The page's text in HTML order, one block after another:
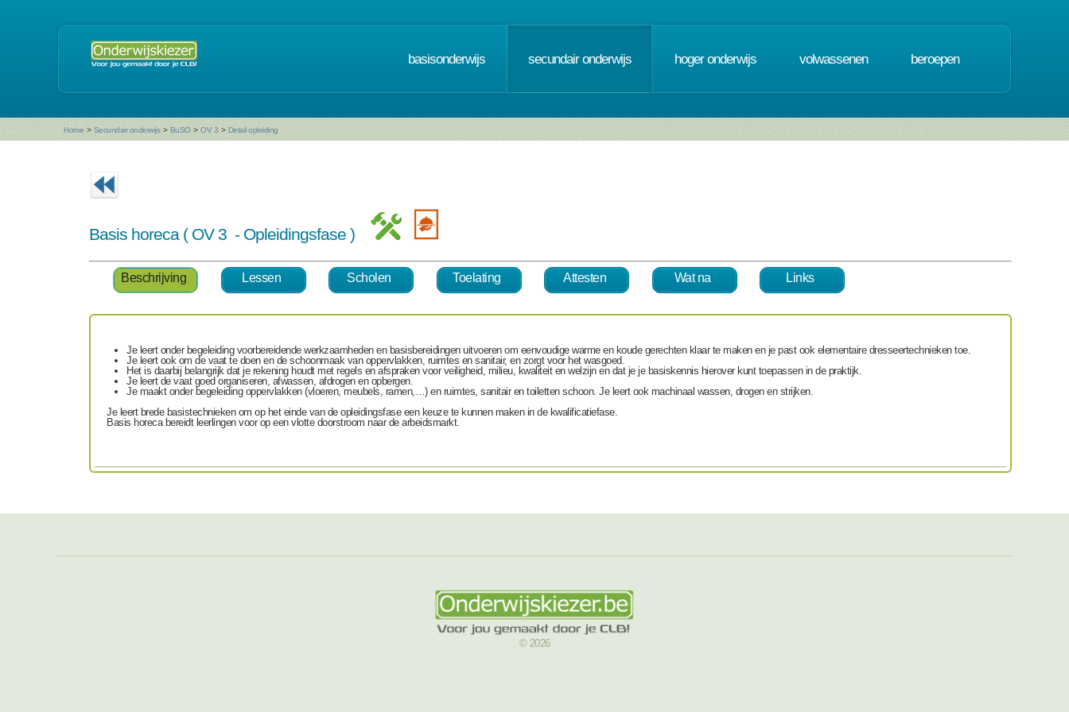
basisonderwijs secundair onderwijs hoger onderwijs volwassenen beroepen
Home > Secundair onderwijs > BuSO > OV 3 > Detail opleiding
Basis horeca ( OV 3 - Opleidingsfase )
Beschrijving Lessen Scholen Toelating Attesten Wat na Links
Je leert onder begeleiding voorbereidende werkzaamheden en basisbereidingen uitvoeren om eenvoudige warme en koude gerechten klaar te makenen je past ookelementaire dresseertechnieken toe.
Je leert ook om de vaat te doen en de schoonmaak van oppervlakken, ruimtes en sanitair, en zorgt voor het wasgoed.
Het is daarbij belangrijk dat je rekening houdt met regels en afsprakenvoor veiligheid, milieu, kwaliteit en welzijn en dat je je basiskennis hierover kunt toepassen in de praktijk.
Je leert de vaat goed organiseren, afwassen, afdrogen en opbergen.
Je maaktonder begeleiding oppervlakken (vloeren, meubels, ramen,…) en ruimtes, sanitair en toiletten schoon. Je leert ook machinaal wassen, drogen en strijken.
Je leert brede basistechnieken om op het einde van de opleidingsfase een keuze te kunnen maken in de kwalificatiefase.
Basis horeca bereidt leerlingen voor op een vlotte doorstroom naar de arbeidsmarkt.
© 2026